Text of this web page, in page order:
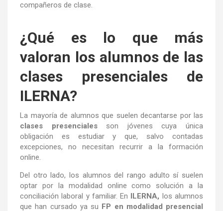
compañeros de clase.
¿Qué es lo que más
valoran los alumnos de las
clases presenciales de
ILERNA?
La mayoría de alumnos que suelen decantarse por las
clases presencialesson jóvenes cuya única
obligación es estudiar y que, salvo contadas
excepciones, no necesitan recurrir a la formación
online.
Del otro lado, los alumnos del rango adulto sí suelen
optar por la modalidad online como solución a la
conciliación laboral y familiar. En ILERNA, los alumnos
que han cursado ya su FP en modalidad presencial